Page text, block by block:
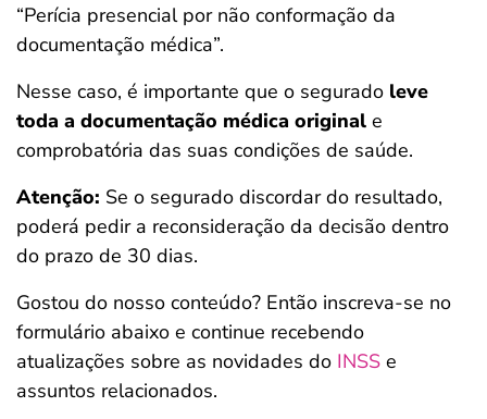
“Perícia presencial por não conformação da
documentação médica”.
Nesse caso, é importante que o segurado leve
toda a documentação médica original e
comprobatória das suas condições de saúde.
Atenção: Se o segurado discordar do resultado,
poderá pedir a reconsideração da decisão dentro
do prazo de 30 dias.
Gostou do nosso conteúdo? Então inscreva-se no
formulário abaixo e continue recebendo
atualizações sobre as novidades do INSS e
assuntos relacionados.